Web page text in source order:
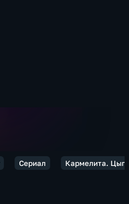
Сериал Кармелита.